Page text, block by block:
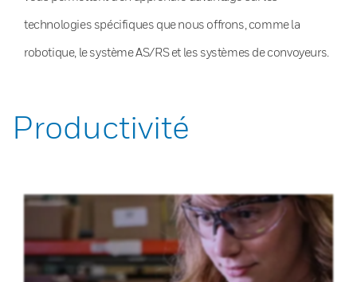
technologies spécifiques que nous offrons, comme la
robotique, le système AS/RS et les systèmes de convoyeurs.
Productivité